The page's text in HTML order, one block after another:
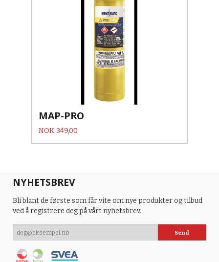
MAP-PRO
Pris
NOK 349,00
NYHETSBREV
Bli blant de første som får vite om nye produkter og tilbud
ved å registrere deg på vårt nyhetsbrev.